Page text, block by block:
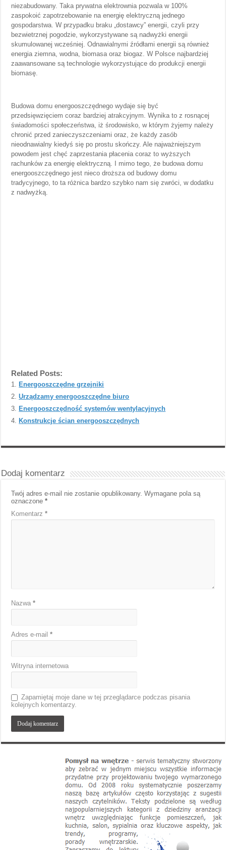
niezabudowany. Taka prywatna elektrownia pozwala w 100%
zaspokoić zapotrzebowanie na energię elektryczną jednego
gospodarstwa. W przypadku braku „dostawcy” energii, czyli przy
bezwietrznej pogodzie, wykorzystywane są nadwyżki energii
skumulowanej wcześniej. Odnawialnymi źródłami energii są również
energia ziemna, wodna, biomasa oraz biogaz. W Polsce najbardziej
zaawansowane są technologie wykorzystujące do produkcji energii
biomasę.
Budowa domu energooszczędnego wydaje się być
przedsięwzięciem coraz bardziej atrakcyjnym. Wynika to z rosnącej
świadomości społeczeństwa, iż środowisko, w którym żyjemy należy
chronić przed zanieczyszczeniami oraz, że każdy zasób
nieodnawialny kiedyś się po prostu skończy. Ale najważniejszym
powodem jest chęć zaprzestania płacenia coraz to wyższych
rachunków za energię elektryczną. I mimo tego, że budowa domu
energooszczędnego jest nieco droższa od budowy domu
tradycyjnego, to ta różnica bardzo szybko nam się zwróci, w dodatku
z nadwyżką.
Related Posts:
Energooszczędne grzejniki
Urządzamy energooszczędne biuro
Energooszczędność systemów wentylacyjnych
Konstrukcje ścian energooszczędnych
Dodaj komentarz
Twój adres e-mail nie zostanie opublikowany. Wymagane pola są
oznaczone*
Komentarz*
Nazwa*
Adres e-mail*
Witryna internetowa
Zapamiętaj moje dane w tej przeglądarce podczas pisania
kolejnych komentarzy.